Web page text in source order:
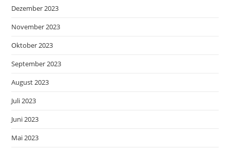
Dezember 2023
November 2023
Oktober 2023
September 2023
August 2023
Juli 2023
Juni 2023
Mai 2023